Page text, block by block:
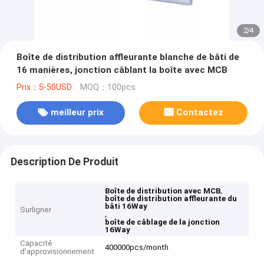
2/4
Boîte de distribution affleurante blanche de bâti de
16 manières, jonction câblant la boîte avec MCB
Prix：5-50USD MOQ：100pcs
meilleur prix Contactez
Description De Produit
Surligner
Boîte de distribution avec MCB,
boîte de distribution affleurante du
bâti 16Way
,
boîte de câblage de la jonction
16Way
Capacité
d'approvisionnement
400000pcs/month